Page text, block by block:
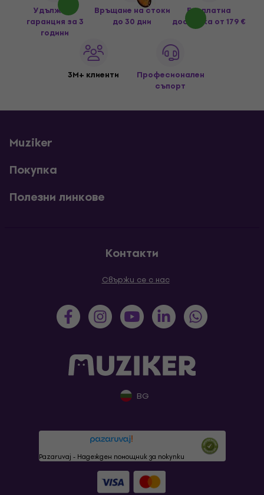
Удължена
гаранция за 3
години
Връщане на стоки
до 30 дни
Безплатна
доставка от 179 €
3M+ клиенти
Професионален
съпорт
Muziker
Покупка
Полезни линкове
Контакти
Свържи се с нас
BG
Pazaruvaj - Надежден помощник за покупки